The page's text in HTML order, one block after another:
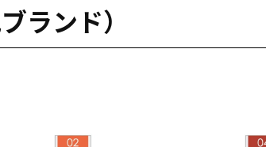
ランド）